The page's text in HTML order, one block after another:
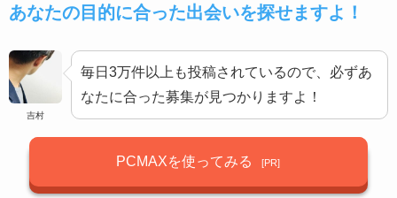
あなたの目的に合った出会いを探せますよ！
吉村
毎日3万件以上も投稿されているので、必ずあ
なたに合った募集が見つかりますよ！
PCMAXを使ってみる